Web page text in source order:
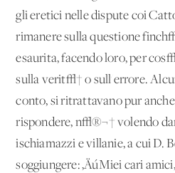
gli eretici nelle dispute coi
rimanere sulla questione
esaurita, facendo loro, per
sulla verit√† o sull'errore.
conto, si ritrattavano pur
rispondere, n√®¬† volendo
ischiamazzi e villanie, a cui D.
soggiungere: ‚ÄúMiei cari